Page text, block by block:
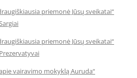
priemonė Jūsų sveikatai“
priemonė Jūsų sveikatai“
vairavimo mokyklą Auruda“